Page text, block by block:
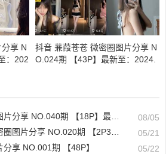
享 N
：202
抖音 蒹葭苍苍 微密圈图片分享 N
O.024期 【43P】最新至：2024.
NO.040期 【18P】最新至：2024.8.1
08/05
NO.020期 【2P3V】最新至：2023.6.27
05/21
享 NO.001期 【48P】
05/22